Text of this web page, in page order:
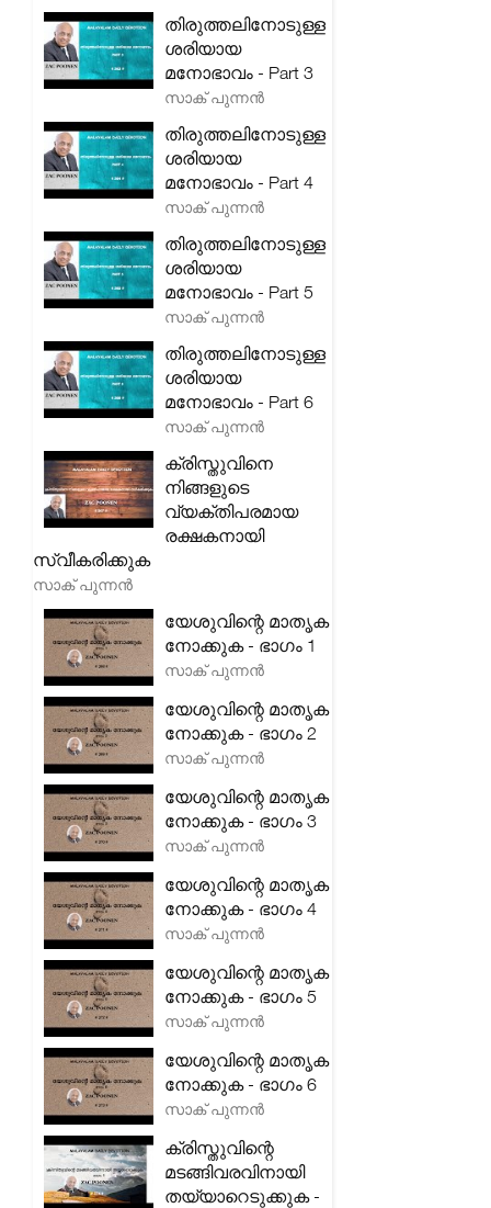
തിരുത്തലിനോടുള്ള
ശരിയായ
മനോഭാവം - Part 3
സാക് പുന്നൻ
തിരുത്തലിനോടുള്ള
ശരിയായ
മനോഭാവം - Part 4
സാക് പുന്നൻ
തിരുത്തലിനോടുള്ള
ശരിയായ
മനോഭാവം - Part 5
സാക് പുന്നൻ
തിരുത്തലിനോടുള്ള
ശരിയായ
മനോഭാവം - Part 6
സാക് പുന്നൻ
ക്രിസ്തുവിനെ
നിങ്ങളുടെ
വ്യക്തിപരമായ
രക്ഷകനായി
സ്വീകരിക്കുക
സാക് പുന്നൻ
യേശുവിന്റെ മാതൃക
നോക്കുക - ഭാഗം 1
സാക് പുന്നൻ
യേശുവിന്റെ മാതൃക
നോക്കുക - ഭാഗം 2
സാക് പുന്നൻ
യേശുവിന്റെ മാതൃക
നോക്കുക - ഭാഗം 3
സാക് പുന്നൻ
യേശുവിന്റെ മാതൃക
നോക്കുക - ഭാഗം 4
സാക് പുന്നൻ
യേശുവിന്റെ മാതൃക
നോക്കുക - ഭാഗം 5
സാക് പുന്നൻ
യേശുവിന്റെ മാതൃക
നോക്കുക - ഭാഗം 6
സാക് പുന്നൻ
ക്രിസ്തുവിന്റെ
മടങ്ങിവരവിനായി
തയ്യാറെടുക്കുക -